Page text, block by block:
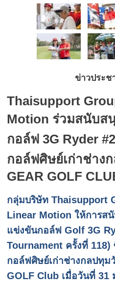
ข่าวประช
Thaisupport
Motion ร่วมสนับส
กอล์ฟ 3G Ryder
กอล์ฟศิษย์เก่าช่าง
GEAR GOLF
กลุ่มบริษัทThaisupport
Linear Motion ให้การส
แข่งขันกอล์ฟGolf 3G
Tournament ครั้งที่ 118)
กอล์ฟศิษย์เก่าช่างกลปทุม
GOLF Club เมื่อวันที่31